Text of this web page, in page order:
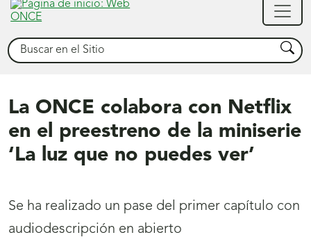
Buscar Buscar
La ONCE colabora con Netflix
en el preestreno de la miniserie
‘La luz que no puedes ver’
Se ha realizado un pase del primer capítulo con
audiodescripción en abierto